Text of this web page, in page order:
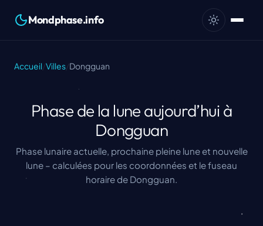
Mondphase.info
Accueil Villes Dongguan
Phase de la lune aujourd’hui à
Dongguan
Phase lunaire actuelle, prochaine pleine lune et nouvelle
lune – calculées pour les coordonnées et le fuseau
horaire de Dongguan.